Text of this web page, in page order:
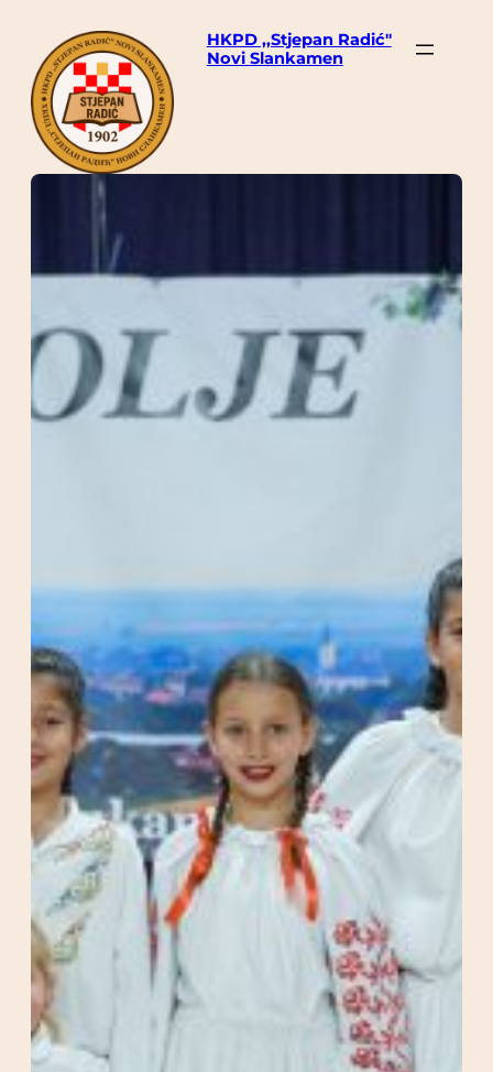
sadržaja
HKPD ,,Stjepan Radić"
Novi Slankamen